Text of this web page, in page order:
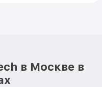
в Москве в